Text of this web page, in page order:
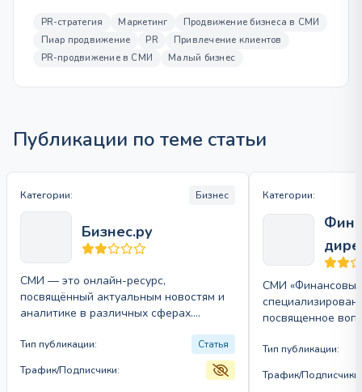
PR-стратегия Маркетинг
Продвижение бизнеса в СМИ
Пиар продвижение
PR
Привлечение клиентов
PR-продвижение в СМИ
Малый бизнес
Публикации по теме статьи
Категории: Бизнес
Бизнес.ру
СМИ — это онлайн-ресурс,
посвящённый актуальным новостям и
аналитике в различных сферах.
политики, культуры и технологий,…
Тип публикации:
Статья
Трафик/Подписчики:
Категории:
СМИ
посвященное
управления.
аналитические
Тип публикации:
Трафик/Подписчики: